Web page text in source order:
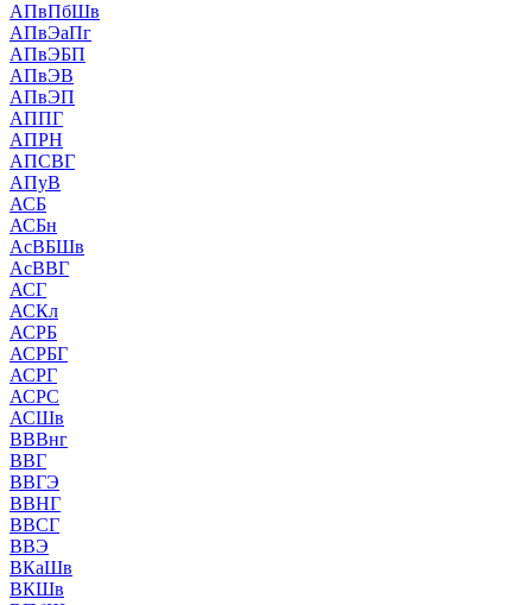
АПвПбШв
АПвЭаПг
АПвЭБП
АПвЭВ
АПвЭП
АППГ
АПРН
АПСВГ
АПуВ
АСБ
АСБн
АсВБШв
АсВВГ
АСГ
АСКл
АСРБ
АСРБГ
АСРГ
АСРС
АСШв
ВВВнг
ВВГ
ВВГЭ
ВВНГ
ВВСГ
ВВЭ
ВКаШв
ВКШв